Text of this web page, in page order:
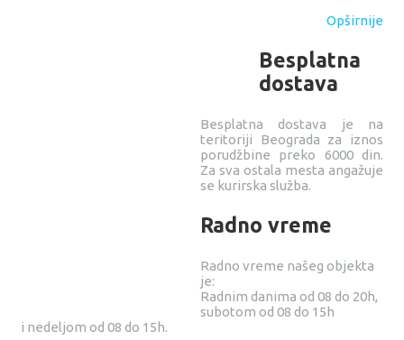
Opširnije
Besplatna
dostava
Besplatna dostava je na
teritoriji Beograda za iznos
porudžbine preko 6000 din.
Za sva ostala mesta angažuje
se kurirska služba.
Radno vreme
Radno vreme našeg objekta
je:
Radnim danima od 08 do 20h,
subotom od 08 do 15h
i nedeljom od 08 do 15h.